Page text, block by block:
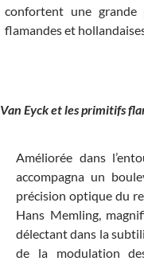
confortent une
flamandes et
Van Eyck et
Améliorée dans
accompagna un
précision optique du
Hans Memling,
délectant dans la
de la modulation